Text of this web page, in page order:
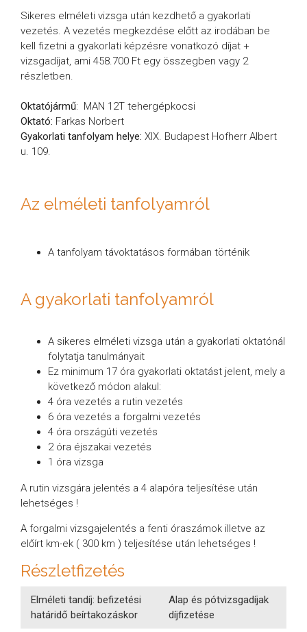
Sikeres elméleti vizsga után kezdhető a gyakorlati
vezetés. A vezetés megkezdése előtt az irodában be
kell fizetni a gyakorlati képzésre vonatkozó díjat +
vizsgadíjat, ami 458.700 Ft egy összegben vagy 2
részletben.
Oktatójármű: MAN 12T tehergépkocsi
Oktató: Farkas Norbert
Gyakorlati tanfolyam helye: XIX. Budapest Hofherr Albert
u. 109.
Az elméleti tanfolyamról
A tanfolyam távoktatásos formában történik
A gyakorlati tanfolyamról
A sikeres elméleti vizsga után a gyakorlati oktatónál
folytatja tanulmányait
Ez minimum 17 óra gyakorlati oktatást jelent, mely a
következő módon alakul:
4 óra vezetés a rutin vezetés
6 óra vezetés a forgalmi vezetés
4 óra országúti vezetés
2 óra éjszakai vezetés
1 óra vizsga
A rutin vizsgára jelentés a 4 alapóra teljesítése után
lehetséges !
A forgalmi vizsgajelentés a fenti óraszámok illetve az
előírt km-ek ( 300 km ) teljesítése után lehetséges !
Részletfizetés
Elméleti tandíj: befizetési
határidő beírtakozáskor
Alap és pótvizsgadíjak
díjfizetése